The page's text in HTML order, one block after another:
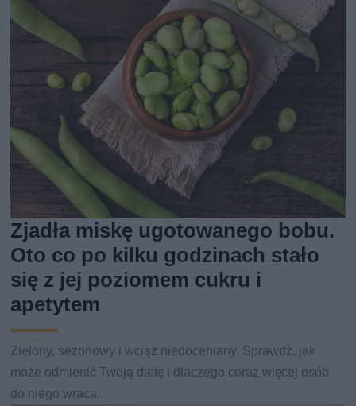
Zjadła miskę ugotowanego bobu.
Oto co po kilku godzinach stało
się z jej poziomem cukru i
apetytem
Zielony, sezonowy i wciąż niedoceniany. Sprawdź, jak
może odmienić Twoją dietę i dlaczego coraz więcej osób
do niego wraca.